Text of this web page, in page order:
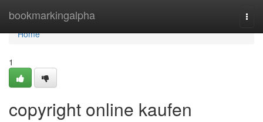
bookmarkingalpha
Home
Home
1
copyright online kaufen